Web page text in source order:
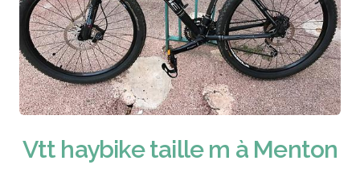
Vtt haybike taille m à Menton